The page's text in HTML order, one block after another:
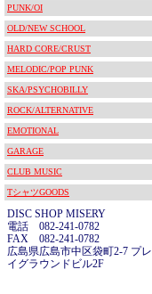
PUNK/OI
OLD/NEW SCHOOL
HARD CORE/CRUST
MELODIC/POP PUNK
SKA/PSYCHOBILLY
ROCK/ALTERNATIVE
EMOTIONAL
GARAGE
CLUB MUSIC
TシャツGOODS
DISC SHOP MISERY
電話 082-241-0782
FAX 082-241-0782
広島県広島市中区袋町2-7 プレ
イグラウンドビル2F